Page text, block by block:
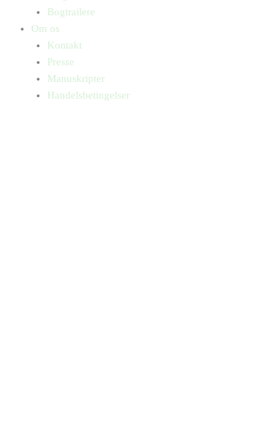
Bogtrailere
Om os
Kontakt
Presse
Manuskripter
Handelsbetingelser